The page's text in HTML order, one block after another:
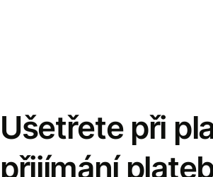
Ušetřete při
přijímání